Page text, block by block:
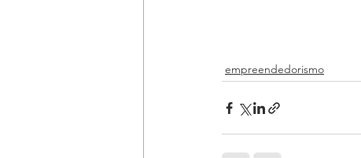
empreendedorismo